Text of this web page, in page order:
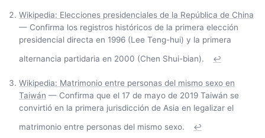
Wikipedia: Elecciones presidenciales de la República de China
— Confirma los registros históricos de la primera elección
presidencial directa en 1996 (Lee Teng-hui) y la primera
alternancia partidaria en 2000 (Chen Shui-bian).
↩
Wikipedia: Matrimonio entre personas del mismo sexo en
Taiwán — Confirma que el 17 de mayo de 2019 Taiwán se
convirtió en la primera jurisdicción de Asia en legalizar el
matrimonio entre personas del mismo sexo.
↩